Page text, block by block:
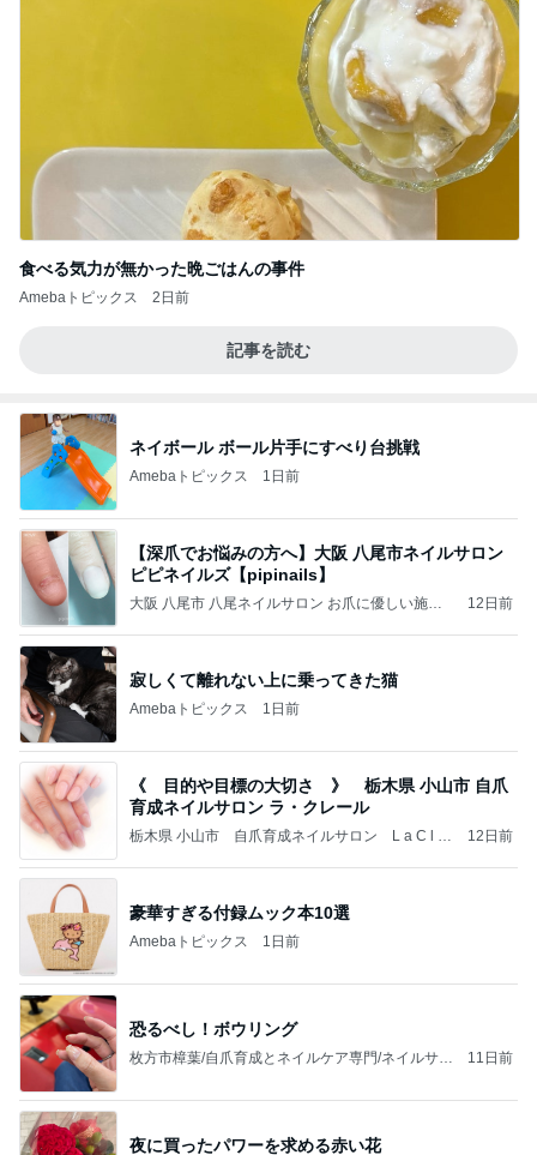
食べる気力が無かった晩ごはんの事件
Amebaトピックス 2日前
記事を読む
ネイボール ボール片手にすべり台挑戦
Amebaトピックス 1日前
【深爪でお悩みの方へ】大阪 八尾市ネイルサロン
ピピネイルズ【pipinails】
大阪 八尾市 八尾ネイルサロン お爪に優しい施術
(自爪育成) ピピネイルズ【pipinails】
12日前
寂しくて離れない上に乗ってきた猫
Amebaトピックス 1日前
《 目的や目標の大切さ 》 栃木県 小山市 自爪
育成ネイルサロン ラ・クレール
栃木県 小山市 自爪育成ネイルサロン L a C l a i
信を〜
12日前
豪華すぎる付録ムック本10選
Amebaトピックス 1日前
恐るべし！ボウリング
枚方市樟葉/自爪育成とネイルケア専門/ネイルサロ
11日前
夜に買ったパワーを求める赤い花